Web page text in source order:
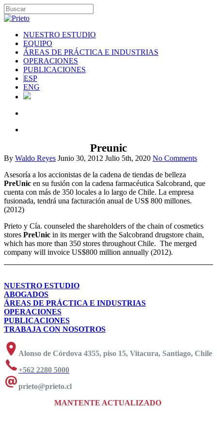
NUESTRO ESTUDIO
EQUIPO
ÁREAS DE PRÁCTICA E INDUSTRIAS
OPERACIONES
PUBLICACIONES
ESP
ENG
Preunic
By Waldo Reyes Junio 30, 2012 Julio 5th, 2020 No Comments
Asesoría a los accionistas de la cadena de tiendas de belleza
PreUnic en su fusión con la cadena farmacéutica Salcobrand, que
cuenta con más de 350 locales a lo largo de Chile. La empresa
fusionada, tendrá una facturación anual de US$ 800 millones.
(2012)
Prieto y Cía. counseled the shareholders of the chain of cosmetics
stores PreUnic in its merger with the Salcobrand drugstore chain,
which has more than 350 stores throughout Chile. The merged
company will invoice US$800 million annually (2012).
NUESTRO ESTUDIO
ABOGADOS
ÁREAS DE PRÁCTICA E INDUSTRIAS
OPERACIONES
PUBLICACIONES
TRABAJA CON NOSOTROS
Alonso de Córdova 4355, piso 15, Vitacura, Santiago, Chile
+562 2280 5000
prieto@prieto.cl
MANTENTE ACTUALIZADO